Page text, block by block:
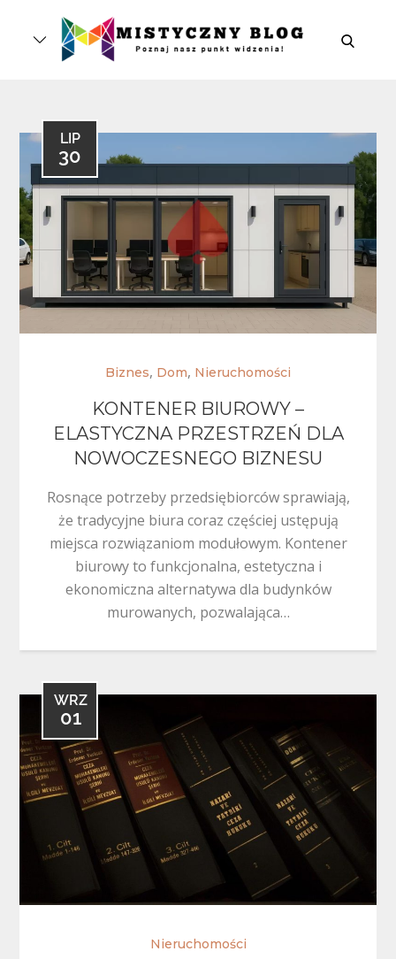
search
LIP
30
Biznes, Dom, Nieruchomości
KONTENER BIUROWY –
ELASTYCZNA PRZESTRZEŃ DLA
NOWOCZESNEGO BIZNESU
Rosnące potrzeby przedsiębiorców sprawiają,
że tradycyjne biura coraz częściej ustępują
miejsca rozwiązaniom modułowym. Kontener
biurowy to funkcjonalna, estetyczna i
ekonomiczna alternatywa dla budynków
murowanych, pozwalająca…
WRZ
01
Nieruchomości